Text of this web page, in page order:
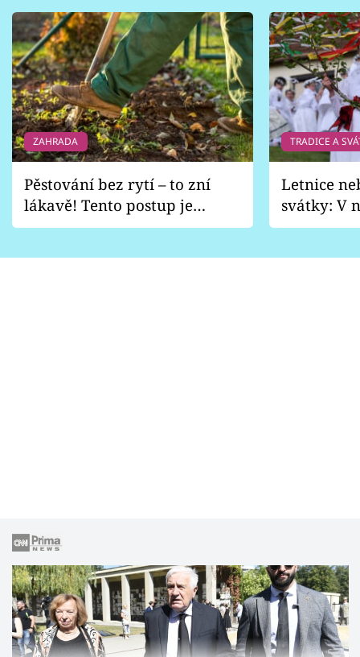
ZAHRADA
Pěstování bez rytí – to zní
lákavě! Tento postup je
vhodný jen pro některé
TRADICE A
Letnice
svátky: V
pondělí